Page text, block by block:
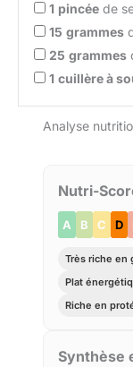
1 pincée de
15 grammes
25 grammes
1 cuillère à
Analyse
Nutri-
A B C D
Très riche en
Plat
Riche en
Synthèse